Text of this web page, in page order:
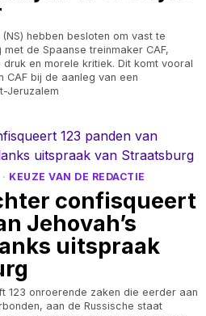
hebben besloten om vast te
de Spaanse treinmaker CAF,
en morele kritiek. Dit komt vooral
CAF bij de aanleg van een
Jeruzalem
· KEUZE VAN DE REDACTIE
confisqueert
Jehovah’s
uitspraak
123 onroerende zaken die eerder aan
aan de Russische staat